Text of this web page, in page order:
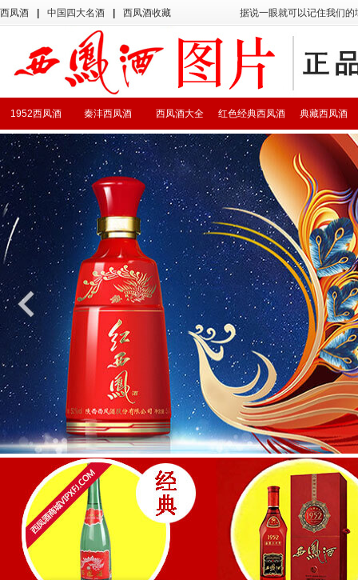
西凤酒 中国四大名酒 西凤酒收藏 据说一眼就可以记住我们
典藏西凤酒
红色经典西凤酒
西凤酒大全
秦沣西凤酒
1952西凤酒